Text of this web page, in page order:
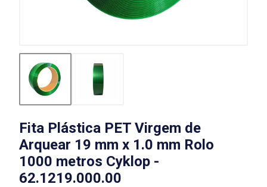
Fita Plástica PET Virgem de
Arquear 19 mm x 1.0 mm Rolo
1000 metros Cyklop -
62.1219.000.00